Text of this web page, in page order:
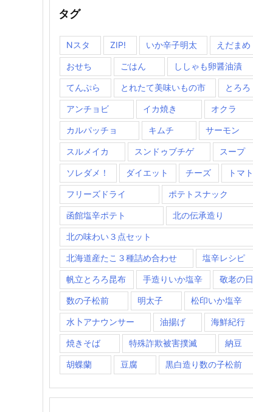
タグ
Nスタ ZIP! いか辛子明太 えだまめ
おせち ごはん ししゃも卵醤油漬
てんぷら とれたて美味いもの市 とろろ
アンチョビ イカ焼き オクラ
カルパッチョ キムチ サーモン
スルメイカ スンドゥブチゲ スープ
ソレダメ！ ダイエット チーズ トマト
フリーズドライ ポテトスナック
函館塩辛ポテト 北の伝承造り
北の味わい３点セット
北海道産たこ３種詰め合わせ 塩辛レシピ
帆立とろろ昆布 手造りいか塩辛 敬老の日
数の子松前 明太子 松印いか塩辛
水卜アナウンサー 油揚げ 海鮮紀行
焼きそば 特殊詐欺被害撲滅 納豆
胡蝶蘭 豆腐 黒白造り数の子松前